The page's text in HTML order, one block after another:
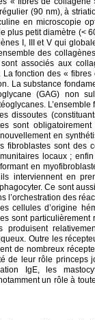
(90 nm), à
en microscopie
plus petit diamètre (<
I, III et V qui
des
associés aux
La fonction des «
La substance
(GAG) non
dissoutes
sont
en
fibroblastes sont des
locaux ;
en
interviennent en
Ce sont
l’orchestration des
cellules d’origine
sont
produisent
Outre les
de nombreux
de leur rôle princeps
IgE, les
un rôle à